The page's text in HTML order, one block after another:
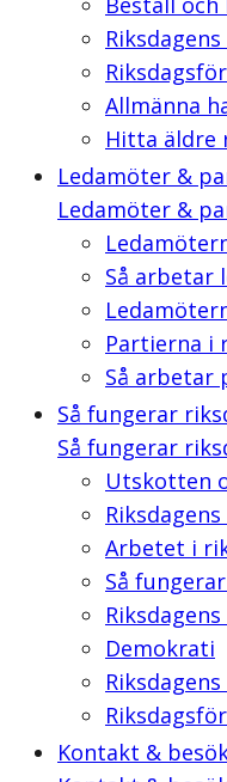
Allmänna
Hitta äldre
Ledamöter &
Ledamöter &
Så arbetar
Partierna i
Så arbetar
Så fungerar
Så fungerar
Utskotten
Arbetet i
Så fungerar
Demokrati
Kontakt &